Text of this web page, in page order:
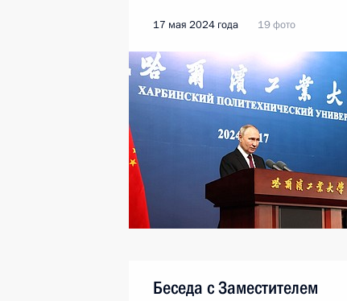
17 мая 2024 года 19 фото
Беседа с Заместителем